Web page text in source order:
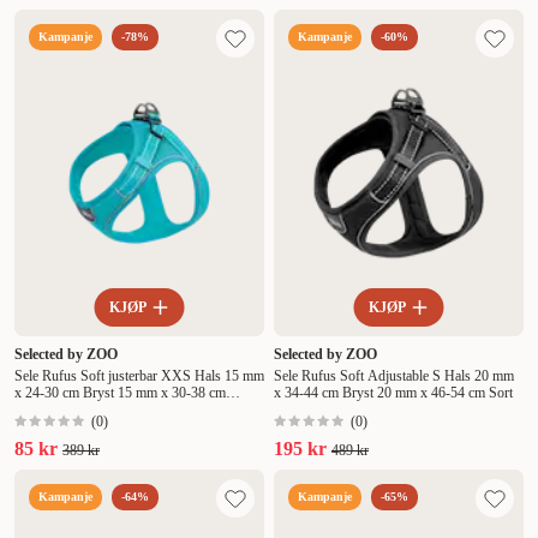
komfortabel, trygg og funksjonell.
Kampanje -78%
KJØP
Selected by ZOO
Sele Rufus Soft justerbar XXS Hals 15 mm
x 24-30 cm Bryst 15 mm x 30-38 cm
(0)
85 kr 389 kr
Kampanje -60%
KJØP
Selected by ZOO
Sele Rufus Soft Adjustable S Hals 20 mm
x 34-44 cm Bryst 20 mm x 46-54 cm Sort
(0)
195 kr 489 kr
Kampanje -64% Kampanje -65%